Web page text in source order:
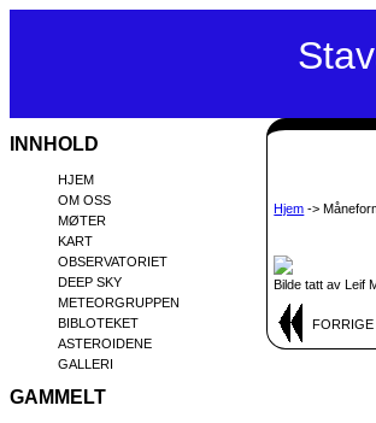
INNHOLD
HJEM
OM OSS
MØTER
KART
OBSERVATORIET
DEEP SKY
METEORGRUPPEN
BIBLOTEKET
ASTEROIDENE
GALLERI
GAMMELT
Hjem ->
Bilde tatt av Leif
FORRIGE